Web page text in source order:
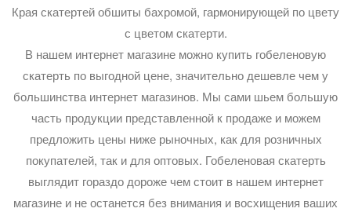
Края скатертей обшиты бахромой, гармонирующей по цвету
с цветом скатерти.
В нашем интернет магазине можно купить гобеленовую
скатерть по выгодной цене, значительно дешевле чем у
большинства интернет магазинов. Мы сами шьем большую
часть продукции представленной к продаже и можем
предложить цены ниже рыночных, как для розничных
покупателей, так и для оптовых. Гобеленовая скатерть
выглядит гораздо дороже чем стоит в нашем интернет
магазине и не останется без внимания и восхищения ваших